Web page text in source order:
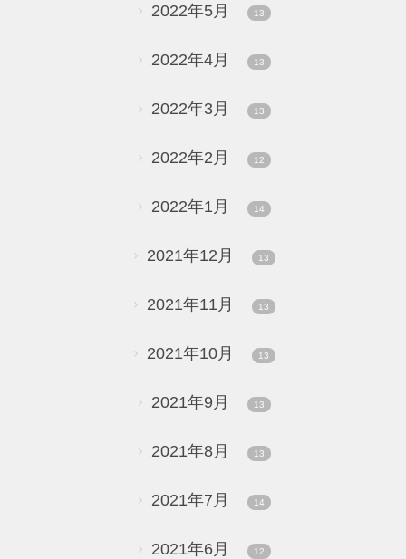
2022年5月 13
2022年4月 13
2022年3月 13
2022年2月 12
2022年1月 14
2021年12月 13
2021年11月 13
2021年10月 13
2021年9月 13
2021年8月 13
2021年7月 14
2021年6月 12